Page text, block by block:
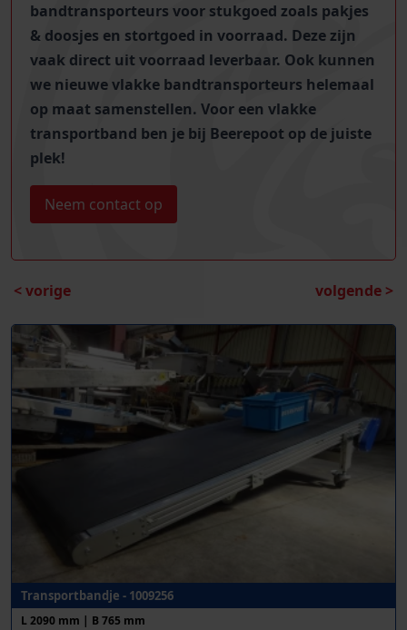
bandtransporteurs voor stukgoed zoals pakjes
& doosjes en stortgoed in voorraad. Deze zijn
vaak direct uit voorraad leverbaar. Ook kunnen
we nieuwe vlakke bandtransporteurs helemaal
op maat samenstellen. Voor een vlakke
transportband ben je bij Beerepoot op de juiste
plek!
Neem contact op
< vorige volgende >
Transportbandje - 1009256
L 2090 mm | B 765 mm